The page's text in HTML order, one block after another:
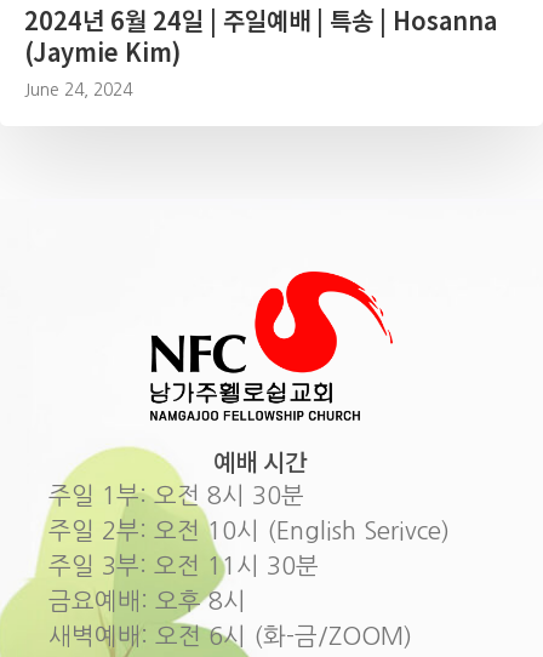
2024년 6월 24일 | 주일예배 | 특송 | Hosanna
(Jaymie Kim)
June 24, 2024
예배 시간
주일 1부: 오전 8시 30분
주일 2부: 오전 10시 (English Serivce)
주일 3부: 오전 11시 30분
금요예배: 오후 8시
새벽예배: 오전 6시 (화-금/ZOOM)